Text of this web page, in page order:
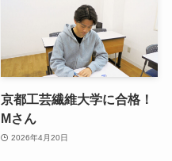
京都工芸繊維大学に合格！
Mさん
2026年4月20日